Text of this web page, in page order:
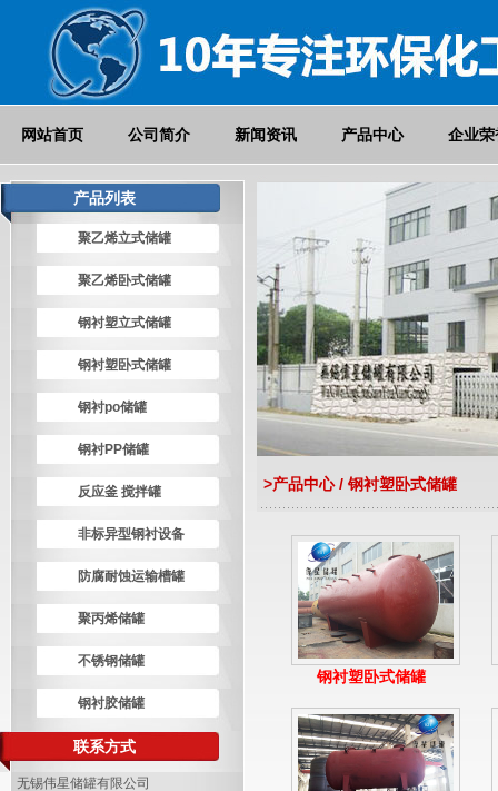
网站首页 公司简介 新闻资讯 产品中心 企业荣
产品列表
聚乙烯立式储罐
聚乙烯卧式储罐
钢衬塑立式储罐
钢衬塑卧式储罐
钢衬po储罐
钢衬PP储罐
反应釜 搅拌罐
非标异型钢衬设备
防腐耐蚀运输槽罐
聚丙烯储罐
不锈钢储罐
钢衬胶储罐
联系方式
无锡伟星储罐有限公司
>产品中心 / 钢衬塑卧式储罐
钢衬塑卧式储罐